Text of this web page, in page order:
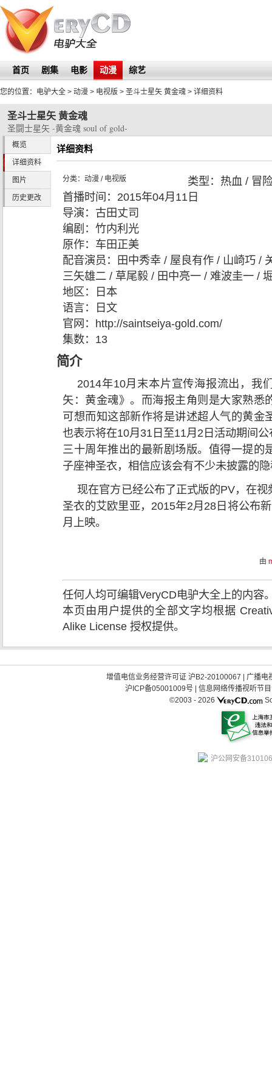
首页 剧集 电影 动漫 综艺
您的位置： 电驴大全 > 动漫 > 电视版 > 圣斗士星矢 黄金魂 > 详细资料
圣斗士星矢 黄金魂
圣闘士星矢 -黄金魂 soul of gold-
概览
详细资料
图片
历史更改
详细资料
分类： 动漫 / 电视版 类型： 热血 / 冒
首播时间： 2015年04月11日
导演： 古田丈司
编剧： 竹内利光
原作： 车田正美
配音演员：
田中秀幸 / 屋良有作 / 山崎巧 /
三矢雄二 / 草尾毅 / 田中亮一 / 难波圭一 /
地区：
日本
语言：
日文
官网： http://saintseiya-gold.com/
集数： 13
简介
2014年10月末本片宣传海报流出，我
矢：黄金魂》。而海报主角则是大家熟悉
可想而知这部新作将是讲述超人气的黄金
也表示将在10月31日至11月2日活动期间
三十周年推出的最新剧场版。值得一提的
子座神圣衣，相信应该会有不少未披露的
现在官方已经公布了正式版的PV，在
圣衣的艾欧里亚，2015年2月28日将公布
月上映。
由
任何人均可编辑VeryCD电驴大全上的内容
本页由用户提供的全部文字均根据
Alike License 授权提供。
增值电信业务经营许可证 沪B2-20100067
广播电
沪ICP备05001009号| 信息网络传播视听节
©2003 - 2026
沪公网安备